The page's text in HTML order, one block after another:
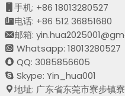
手机: +86 18013280527
电话: +86 512 36851680
邮箱:
Whatsapp: 18013280527
QQ: 3085856605
Skype: Yin_hua001
地址: 广东省东莞市寮步镇